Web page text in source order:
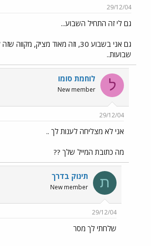
29/12/04
גם לי זה התחיל השבוע...
שבועות..
ל לוחמת סומו
New member
29/12/04
אני לא מצליחה לענות לך ..
מה כתובת המייל שלך ??
ת תינוק בדרך
New member
29/12/04
שלחתי לך מסר